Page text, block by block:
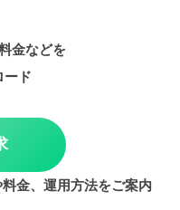
金などを
ード
金、運用方法をご案内